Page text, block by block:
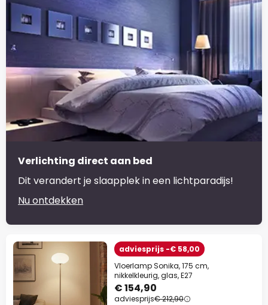
Verlichting direct aan bed
Dit verandert je slaapplek in een lichtparadijs!
Nu ontdekken
adviesprijs -€ 58,00
Vloerlamp Sonika, 175 cm,
nikkelkleurig, glas, E27
€ 154,90
adviesprijs€ 212,90